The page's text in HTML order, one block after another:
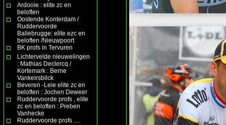
Ardooie : elite zc en
beloften
Oostende Konterdam /
Ruddervoorde
Baliebrugge: elite ezc en
beloften /Nieuwpoort
BK profs in Tervuren
Lichtervelde nieuwelingen
: Mathias Declercq /
Kortemark : Berne
Vankeirsbilck
Beveren -Leie elite zc en
beloften : Jochen Deweer
Ruddervoorde profs , elite
zc en beloften : Preben
Vanhecke
Ruddervoorde profs ....